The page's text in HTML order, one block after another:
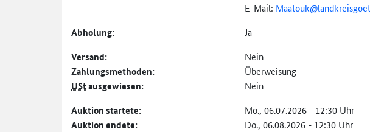
E-Mail: Maatouk@
Abholung: Ja
Versand: Nein
Zahlungs­methoden: Überweisung
UStausgewiesen: Nein
Auktion startete: Mo., 06.07.2026 - 12:30 Uhr
Auktion endete: Do., 06.08.2026 - 12:30 Uhr